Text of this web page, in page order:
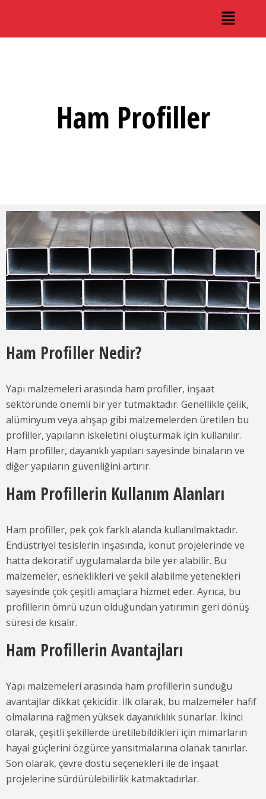
Ham Profiller
Ham Profiller Nedir?
Yapı malzemeleri arasında ham profiller, inşaat
sektöründe önemli bir yer tutmaktadır. Genellikle çelik,
alüminyum veya ahşap gibi malzemelerden üretilen bu
profiller, yapıların iskeletini oluşturmak için kullanılır.
Ham profiller, dayanıklı yapıları sayesinde binaların ve
diğer yapıların güvenliğini artırır.
Ham Profillerin Kullanım Alanları
Ham profiller, pek çok farklı alanda kullanılmaktadır.
Endüstriyel tesislerin inşasında, konut projelerinde ve
hatta dekoratif uygulamalarda bile yer alabilir. Bu
malzemeler, esneklikleri ve şekil alabilme yetenekleri
sayesinde çok çeşitli amaçlara hizmet eder. Ayrıca, bu
profillerin ömrü uzun olduğundan yatırımın geri dönüş
süresi de kısalır.
Ham Profillerin Avantajları
Yapı malzemeleri arasında ham profillerin sunduğu
avantajlar dikkat çekicidir. İlk olarak, bu malzemeler hafif
olmalarına rağmen yüksek dayanıklılık sunarlar. İkinci
olarak, çeşitli şekillerde üretilebildikleri için mimarların
hayal güçlerini özgürce yansıtmalarına olanak tanırlar.
Son olarak, çevre dostu seçenekleri ile de inşaat
projelerine sürdürülebilirlik katmaktadırlar.